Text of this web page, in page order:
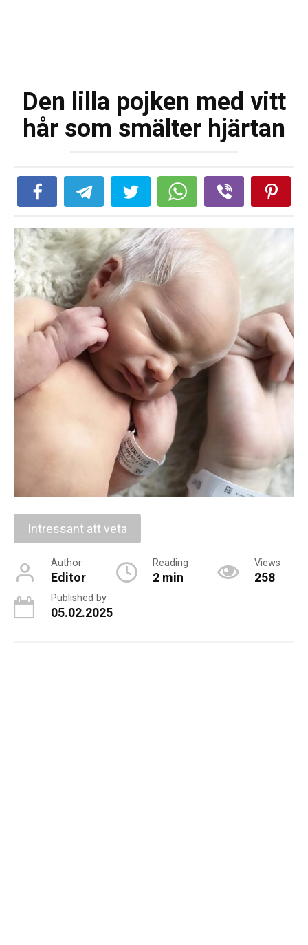
Den lilla pojken med vitt
hår som smälter hjärtan
Intressant att veta
Author
Editor
Reading
2 min
Views
258
Published by
05.02.2025